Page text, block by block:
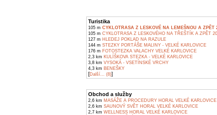
Turistika
105 m CYKLOTRASA Z LESKOVÉ NA LEMEŠNOU A ZPĚT
105 m CYKLOTRASA Z LESKOVÉHO NA TŘEŠTÍK A ZPĚT
127 m HLEDEJ POKLAD NA RAZULE
144 m STEZKY PORTÁŠE MALINY - VELKÉ KARLOVICE
176 m FOTOSTEZKA VALACHY VELKÉ KARLOVICE
2,3 km KULÍŠKOVA STEZKA - VELKÉ KARLOVICE
3,8 km VYSOKÁ - VSETÍNSKÉ VRCHY
4,3 km BENEŠKY
[Další... (8)]
Obchod a služby
2,6 km MASÁŽE A PROCEDURY HORAL VELKÉ KARLOVICE
2,6 km SAUNOVÝ SVĚT HORAL VELKÉ KARLOVICE
2,7 km WELLNESS HORAL VELKÉ KARLOVICE